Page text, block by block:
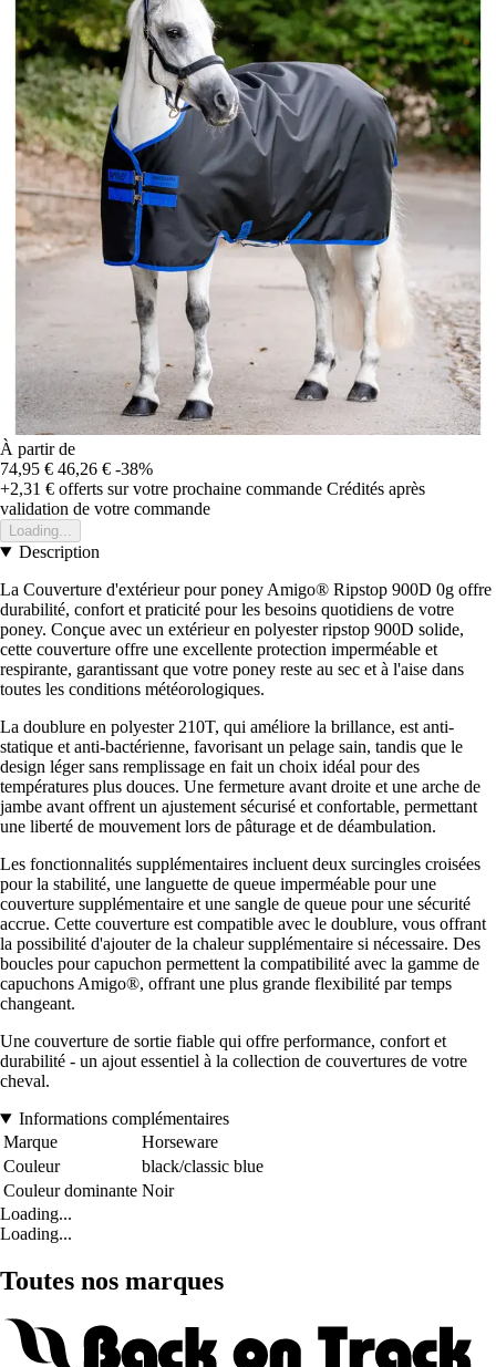
À partir de
74,95 € 46,26 € -38%
+2,31 € offerts sur votre prochaine commande Crédités après
validation de votre commande
Loading...
Description
La Couverture d'extérieur pour poney Amigo® Ripstop 900D 0g offre
durabilité, confort et praticité pour les besoins quotidiens de votre
poney. Conçue avec un extérieur en polyester ripstop 900D solide,
cette couverture offre une excellente protection imperméable et
respirante, garantissant que votre poney reste au sec et à l'aise dans
toutes les conditions météorologiques.
La doublure en polyester 210T, qui améliore la brillance, est anti-
statique et anti-bactérienne, favorisant un pelage sain, tandis que le
design léger sans remplissage en fait un choix idéal pour des
températures plus douces. Une fermeture avant droite et une arche de
jambe avant offrent un ajustement sécurisé et confortable, permettant
une liberté de mouvement lors de pâturage et de déambulation.
Les fonctionnalités supplémentaires incluent deux surcingles croisées
pour la stabilité, une languette de queue imperméable pour une
couverture supplémentaire et une sangle de queue pour une sécurité
accrue. Cette couverture est compatible avec le doublure, vous offrant
la possibilité d'ajouter de la chaleur supplémentaire si nécessaire. Des
boucles pour capuchon permettent la compatibilité avec la gamme de
capuchons Amigo®, offrant une plus grande flexibilité par temps
changeant.
Une couverture de sortie fiable qui offre performance, confort et
durabilité - un ajout essentiel à la collection de couvertures de votre
cheval.
Informations complémentaires
Marque
Horseware
Couleur
black/classic blue
Couleur dominante Noir
Loading...
Loading...
Toutes nos marques